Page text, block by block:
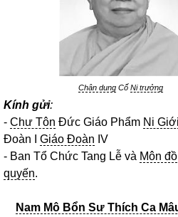
Chân dung Cố Ni trưởng
Kính gửi:
- Chư Tôn Đức Giáo Phẩm Ni Giới
Đoàn I Giáo Đoàn IV
- Ban Tổ Chức Tang Lễ và Môn đồ
quyến.
Nam Mô Bổn Sư Thích Ca